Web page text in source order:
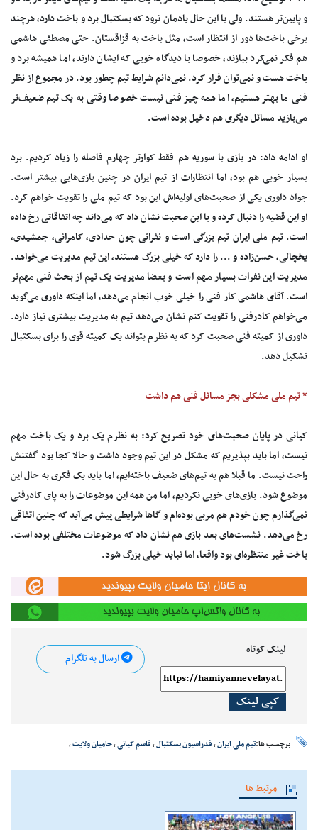
و پایین‌تر هستند. ولی با این حال یادمان نرود که بسکتبال برد و باخت دارد، هرچند
برخی باخت‌ها دور از انتظار است، مثل باخت به قزاقستان. حتی مصطفی هاشمی
هم فکر نمی‌کرد ببازند، خصوصا با دیدگاه خوبی که ایشان دارند، اما همیشه برد و
باخت هست و نمی‌توان فرار کرد. نمی‌دانم شرایط تیم چطور بود. در مجموع از نظر
فنی ما بهتر هستیم، اما همه چیز فنی نیست خصوصا وقتی به یک تیم ضعیف‌تر
می‌بازید مسائل دیگری هم دخیل بوده است.
او ادامه داد: در بازی با سوریه هم فقط کوارتر چهارم فاصله را زیاد کردیم. برد
بسیار خوبی هم بود، اما انتظارات از تیم ایران در چنین بازی‌هایی بیشتر است.
جواد داوری یکی از صحبت‌های اولیه‌اش این بود که تیم ملی را تقویت خواهم کرد.
او این قضیه را دنبال کرده و با این صحبت نشان داد که می‌داند چه اتفاقاتی رخ داده
است. تیم‌ ملی ایران تیم بزرگی است و نفراتی چون حدادی، کامرانی، جمشیدی،
یخچالی، حسن‌زاده و ... را دارد که خیلی بزرگ هستند، این تیم مدیریت می‌خواهد.
مدیریت این نفرات بسیار مهم است و بعضا مدیریت یک تیم از بحث فنی مهم‌تر
است. آقای هاشمی کار فنی را خیلی خوب انجام می‌دهد، اما اینکه داوری می‌گوید
می‌خواهم کادرفنی را تقویت کنم نشان می‌دهد تیم به مدیریت بیشتری نیاز دارد.
داوری از کمیته فنی صحبت کرد که به نظرم بتواند یک کمیته قوی را برای بسکتبال
تشکیل دهد.
* تیم ملی مشکلی بجز مسائل فنی هم داشت
کیانی در پایان صحبت‌های خود تصریح کرد: به نظرم یک برد و یک باخت مهم
نیست، اما باید بپذیریم که مشکل در این تیم وجود داشت و حالا کجا بود گفتنش
راحت نیست. ما قبلا هم به تیم‌های ضعیف باخته‌ایم، اما باید یک فکری به حال این
موضوع شود. بازی‌های خوبی نکردیم، اما من همه این موضوعات را به پای کادرفنی
نمی‌گذارم چون خودم هم مربی بوده‌ام و گاها شرایطی پیش می‌آید که چنین اتفاقی
رخ می‌دهد. نشست‌های بعد بازی هم نشان داد که موضوعات مختلفی بوده است.
باخت غیر منتظره‌ای بود واقعا، اما نباید خیلی بزرگ شود.
لینک کوتاه
کپی لینک
ارسال به تلگرام
برچسب ها:تیم ملی ایران،فدراسیون بسکتبال،قاسم کیانی،حامیان ولایت،
مرتبط ها